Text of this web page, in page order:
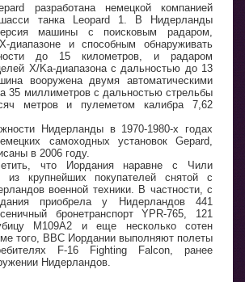
разработана немецкой компанией
танка Leopard 1. В Нидерланды
машины с поисковым радаром,
и способным обнаруживать
до 15 километров, и радаром
X/Ka-диапазона с дальностью до 13
вооружена двумя автоматическими
35 миллиметров с дальностью стрельбы
метров и пулеметом калибра 7,62
Нидерланды в 1970-1980-х годах
самоходных установок Gepard,
в 2006 году.
что Иордания наравне с Чили
из крупнейших покупателей снятой с
военной техники. В частности, с
приобрела у Нидерландов 441
бронетранспорт YPR-765, 121
M109A2 и еще несколько сотен
того, ВВС Иордании выполняют полеты
F-16 Fighting Falcon, ранее
Нидерландов.